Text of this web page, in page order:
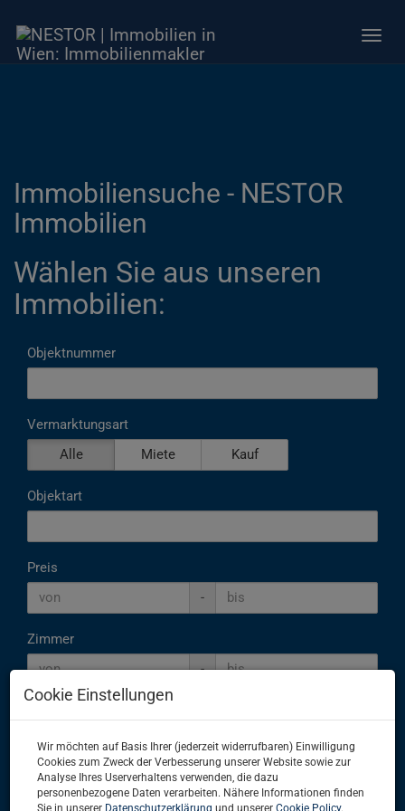
Immobiliensuche - NESTOR
Immobilien
Wählen Sie aus unseren
Immobilien:
Objektnummer
Vermarktungsart
Alle
Miete Kauf
Objektart
Preis
-
Zimmer
-
Weitere Suchoptionen
Cookie Einstellungen
Wir möchten auf Basis Ihrer (jederzeit widerrufbaren) Einwilligung
Cookies zum Zweck der Verbesserung unserer Website sowie zur
Analyse Ihres Userverhaltens verwenden, die dazu
personenbezogene Daten verarbeiten. Nähere Informationen finden
Sie in unserer Datenschutzerklärung und unserer Cookie Policy.